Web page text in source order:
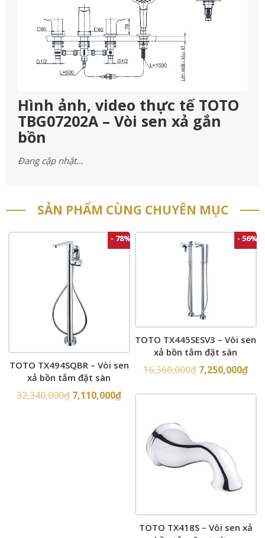
Hình ảnh, video thực tế TOTO
TBG07202A – Vòi sen xả gắn
bồn
Đang cập nhật…
SẢN PHẨM CÙNG CHUYÊN MỤC
- 78%
TOTO TX494SQBR – Vòi sen
xả bồn tắm đặt sàn
32,340,000₫ 7,110,000₫
- 56%
TOTO TX445SESV3 – Vòi sen
xả bồn tắm đặt sàn
16,360,000₫ 7,250,000₫
TOTO TX418S – Vòi sen xả